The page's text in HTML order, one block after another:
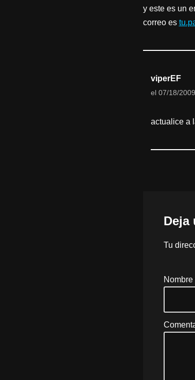
y este es un
correo es
viperEF
el 07/18/
actualice a
Deja
Tu
Nombre